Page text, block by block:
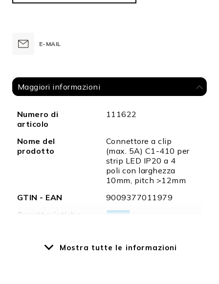
E-MAIL
Maggiori informazioni
Maggiori
informazioni
Numero di
articolo
111622
Nome del
prodotto
Connettore a clip
(max. 5A) C1-410 per
strip LED IP20 a 4
poli con larghezza
10mm, pitch >12mm
GTIN - EAN
9009377011979
Caratteristiche
Mostra tutte le informazioni